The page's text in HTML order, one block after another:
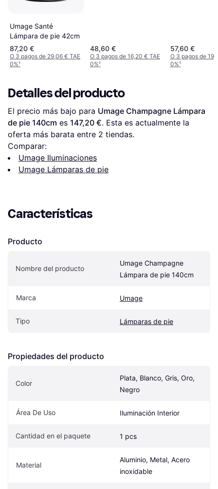
Umage Santé
Lámpara de pie 42cm
87,20 €
O 3 pagos de 29,06 € TAE
0%¹
48,60 €
O 3 pagos de 16,20 € TAE
0%¹
57,60 €
O 3 pagos de
0%¹
Detalles del producto
El precio más bajo para Umage Champagne Lámpara
de pie 140cm es 147,20 €. Esta es actualmente la
oferta más barata entre 2 tiendas.
Comparar:
Umage Iluminaciones
Umage Lámparas de pie
Características
Producto
Nombre del producto
Umage Champagne
Lámpara de pie 140cm
Marca Umage
Tipo Lámparas de pie
Propiedades del producto
Color
Plata, Blanco, Gris, Oro,
Negro
Área De Uso Iluminación Interior
Cantidad en el paquete 1 pcs
Material
Aluminio, Metal, Acero
inoxidable